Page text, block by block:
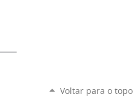
Voltar para o topo